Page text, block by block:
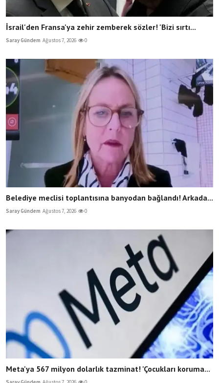
İsrail'den Fransa'ya zehir zemberek sözler! 'Bizi sırtı...
Saray Gündem Ağustos 7, 2026 0
Belediye meclisi toplantısına banyodan bağlandı! Arkada...
Saray Gündem Ağustos 7, 2026 0
Meta'ya 567 milyon dolarlık tazminat! 'Çocukları koruma...